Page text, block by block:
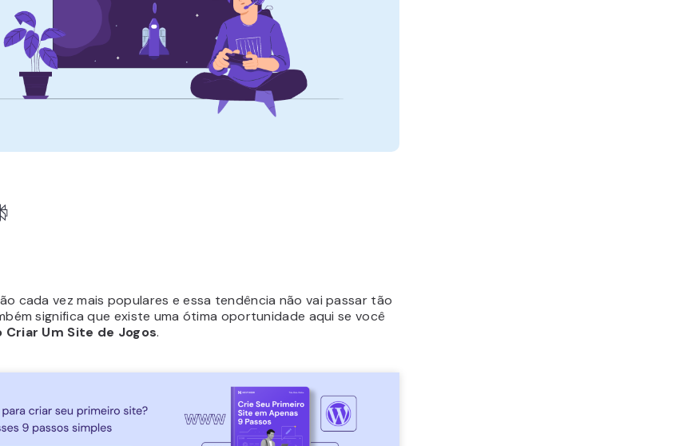
cada vez mais populares e essa tendência não vai passar tão
significa que existe uma ótima oportunidade aqui se você
Criar Um Site de Jogos.